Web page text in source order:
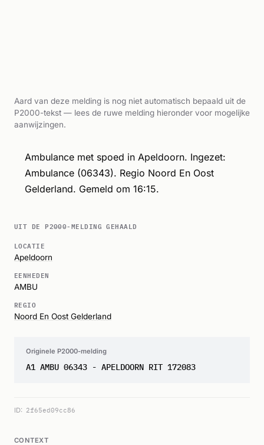
Aard van deze melding is nog niet automatisch bepaald uit de
P2000-tekst — lees de ruwe melding hieronder voor mogelijke
aanwijzingen.
Ambulance met spoed in Apeldoorn. Ingezet:
Ambulance (06343). Regio Noord En Oost
Gelderland. Gemeld om 16:15.
UIT DE P2000-MELDING GEHAALD
LOCATIE
Apeldoorn
EENHEDEN
AMBU
REGIO
Noord En Oost Gelderland
Originele P2000-melding
A1 AMBU 06343 - APELDOORN RIT 172083
ID: 2f65ed09cc86
CONTEXT